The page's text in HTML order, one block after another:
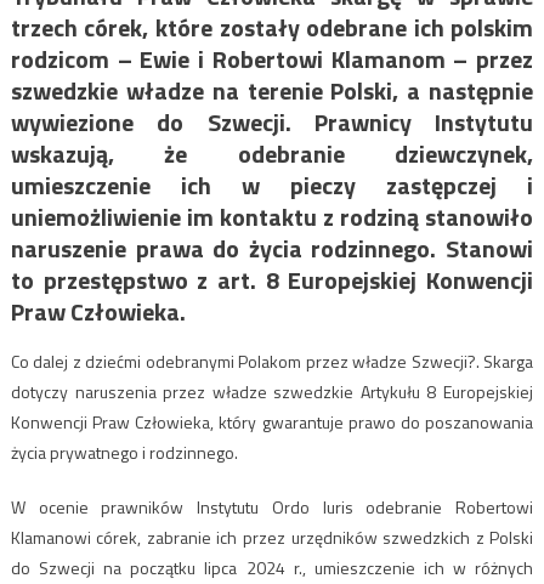
trzech córek, które zostały odebrane ich polskim
rodzicom – Ewie i Robertowi Klamanom – przez
szwedzkie władze na terenie Polski, a następnie
wywiezione do Szwecji. Prawnicy Instytutu
wskazują, że odebranie dziewczynek,
umieszczenie ich w pieczy zastępczej i
uniemożliwienie im kontaktu z rodziną stanowiło
naruszenie prawa do życia rodzinnego. Stanowi
to przestępstwo z art. 8 Europejskiej Konwencji
Praw Człowieka.
Co dalej z dziećmi odebranymi Polakom przez władze Szwecji?. Skarga
dotyczy naruszenia przez władze szwedzkie Artykułu 8 Europejskiej
Konwencji Praw Człowieka, który gwarantuje prawo do poszanowania
życia prywatnego i rodzinnego.
W ocenie prawników Instytutu Ordo Iuris odebranie Robertowi
Klamanowi córek, zabranie ich przez urzędników szwedzkich z Polski
do Szwecji na początku lipca 2024 r., umieszczenie ich w różnych